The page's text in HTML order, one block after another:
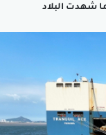
شهدت البلاد
وسط مخاوف